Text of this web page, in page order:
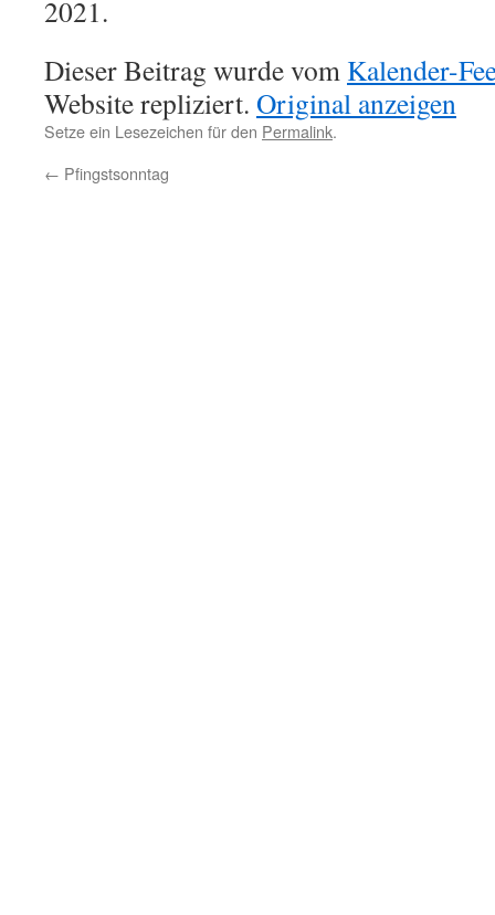
2021.
Dieser Beitrag wurde vom Kalender-
Website repliziert. Original anzeigen
Setze ein Lesezeichen für den Permalink.
← Pfingstsonntag